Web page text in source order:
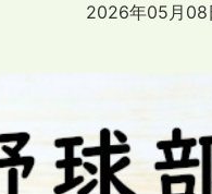
2026年05月08